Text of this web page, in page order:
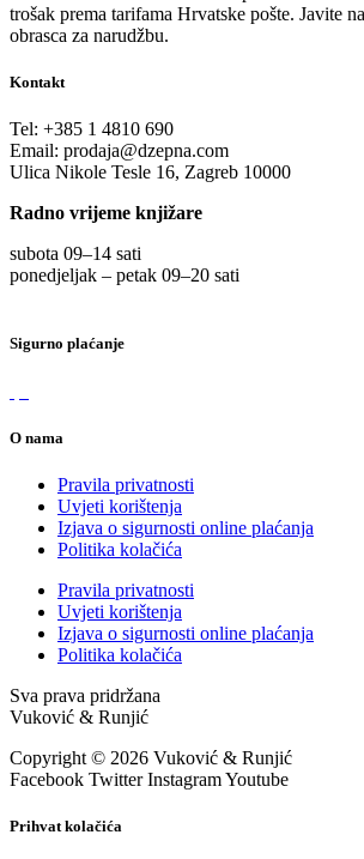
trošak prema tarifama Hrvatske pošte. Javite
obrasca za narudžbu.
Kontakt
Tel: +385 1 4810 690
Email: prodaja@dzepna.com
Ulica Nikole Tesle 16, Zagreb 10000
Radno vrijeme knjižare
subota 09–14 sati
ponedjeljak – petak 09–20 sati
Sigurno plaćanje
O nama
Pravila privatnosti
Uvjeti korištenja
Izjava o sigurnosti online plaćanja
Politika kolačića
Pravila privatnosti
Uvjeti korištenja
Izjava o sigurnosti online plaćanja
Politika kolačića
Sva prava pridržana
Vuković & Runjić
Copyright © 2026 Vuković & Runjić
Facebook Twitter InstagramYoutube
Prihvat kolačića